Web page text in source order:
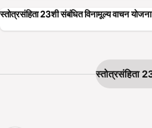
स्तोत्रसंहिता 23शी संबंधित विनामूल्य वाचन
स्तोत्रसंहिता